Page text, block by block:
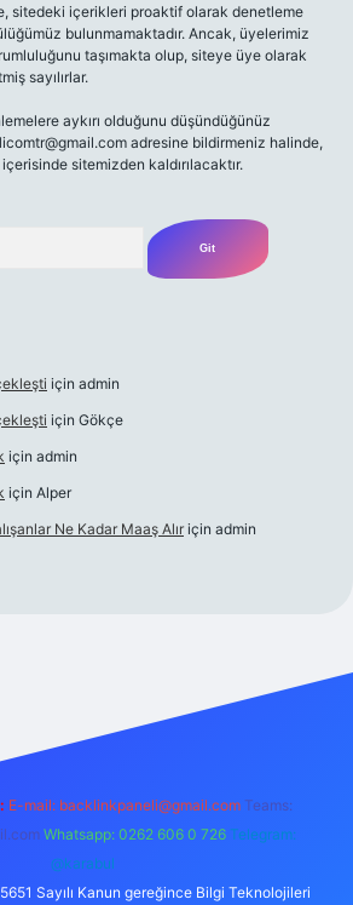
sitedeki içerikleri proaktif olarak denetleme
bulunmamaktadır. Ancak, üyelerimiz
taşımakta olup, siteye üye olarak
sayılırlar.
aykırı olduğunu düşündüğünüz
adresine bildirmeniz halinde,
sitemizden kaldırılacaktır.
için admin
için Gökçe
için admin
için Alper
Ne Kadar Maaş Alır için admin
E-mail: backlinkpaneli@gmail.com Teams:
Whatsapp: 0262 606 0 726 Telegram:
@karabul
Sayılı Kanun gereğince Bilgi Teknolojileri